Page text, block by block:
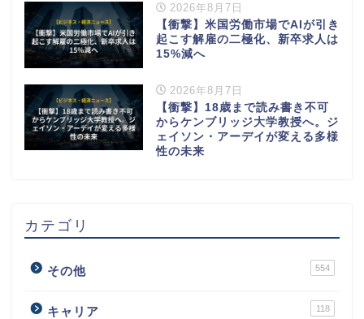
2026年8月7日
【衝撃】米国労働市場でAIが引き
起こす解雇の二極化、新卒求人は
15%減へ
2026年8月7日
【衝撃】18歳まで読み書き不可
からケンブリッジ大学教授へ。ジ
ェイソン・アーデイが変える多様
性の未来
カテゴリ
その他 554
キャリア 118